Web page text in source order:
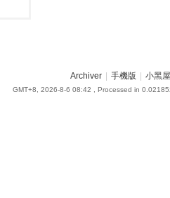
Archiver 手機版 小黑屋
GMT+8, 2026-8-6 08:42 , Processed in